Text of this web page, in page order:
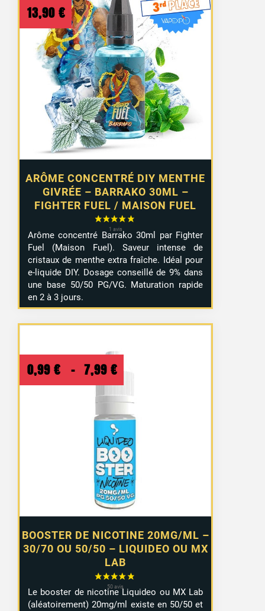
ARÔME CONCENTRÉ DIY MENTHE
GIVRÉE – BARRAKO 30ML –
FIGHTER FUEL / MAISON FUEL
13,90 €
Arôme concentré Barrako 30ml par Fighter
Fuel (Maison Fuel). Saveur intense de
cristaux de menthe extra fraîche. Idéal pour
e-liquide DIY. Dosage conseillé de 9% dans
une base 50/50 PG/VG. Maturation rapide
en 2 à 3 jours.
BOOSTER DE NICOTINE 20MG/ML –
30/70 OU 50/50 – LIQUIDEO OU MX
LAB
0,99 € – 7,99 € Plage
de
prix :
0,99 €
à
7,99 €
Le booster de nicotine Liquideo ou MX Lab
(aléatoirement) 20mg/ml existe en 50/50 et